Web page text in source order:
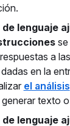
de lenguaje
se
a las
en la
el análisis
texto
de lenguaje